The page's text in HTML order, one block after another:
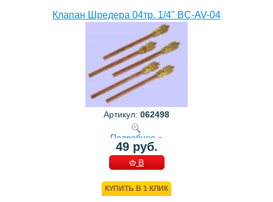
Клапан Шредера 04тр. 1/4" BC-AV-04
Артикул: 062498
Подробнее »
49 руб.
В
КУПИТЬ В 1 КЛИК